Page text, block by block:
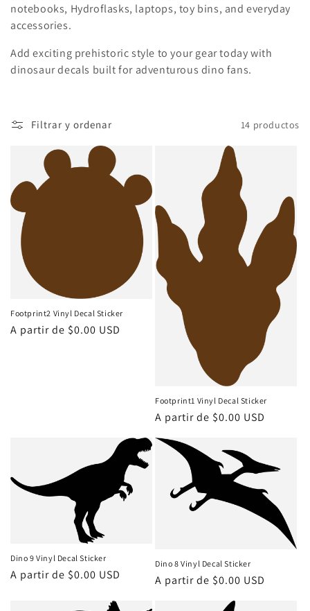
notebooks, Hydroflasks, laptops, toy bins, and everyday
accessories.
Add exciting prehistoric style to your gear today with
dinosaur decals built for adventurous dino fans.
Filtrar y ordenar 14 productos
Footprint2 Vinyl Decal Sticker
Precio
A partir de $0.00 USD
Footprint1 Vinyl Decal Sticker
Precio
A partir de $0.00 USD
Dino 9 Vinyl Decal Sticker
Precio
A partir de $0.00 USD
Dino 8 Vinyl Decal Sticker
Precio
A partir de $0.00 USD